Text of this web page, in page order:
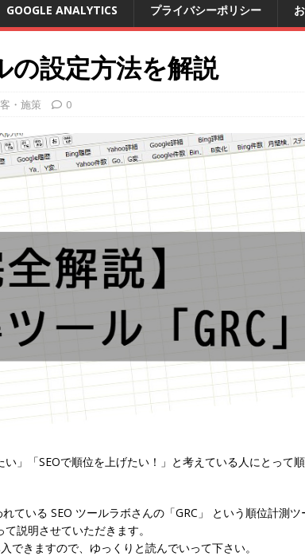
GOOGLE ANALYTICS プライバシーポリシー
の設定方法を解説
・施策 0
」「SEOで順位を上げたい！」と考えている人にとって
ている SEO ツールラボさんの「GRC」 という順位計測ツ
説明させていただきます。
できますので、ゆっくりと読んでいって下さい。